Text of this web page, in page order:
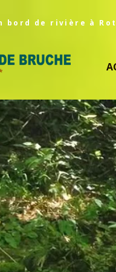
de rivière à